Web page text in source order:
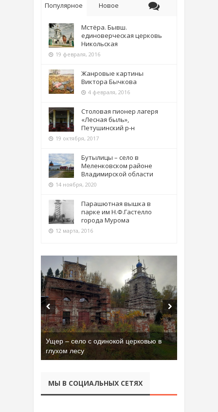
Популярное Новое
Мстёра. Бывш.
единоверческая церковь
Никольская
19 февраля, 2016
Жанровые картины
Виктора Бычкова
4 февраля, 2016
Столовая пионер лагеря
«Лесная быль»,
Петушинский р-н
19 октября, 2017
Бутылицы – село в
Меленковском районе
Владимирской области
14 ноября, 2020
Парашютная вышка в
парке им Н.Ф.Гастелло
города Мурома
12 марта, 2016
Ущер – село с одинокой церковью в
глухом лесу
Бывшая танковая часть имени Сухэ-
Батора во Владимире
МЫ В СОЦИАЛЬНЫХ СЕТЯХ